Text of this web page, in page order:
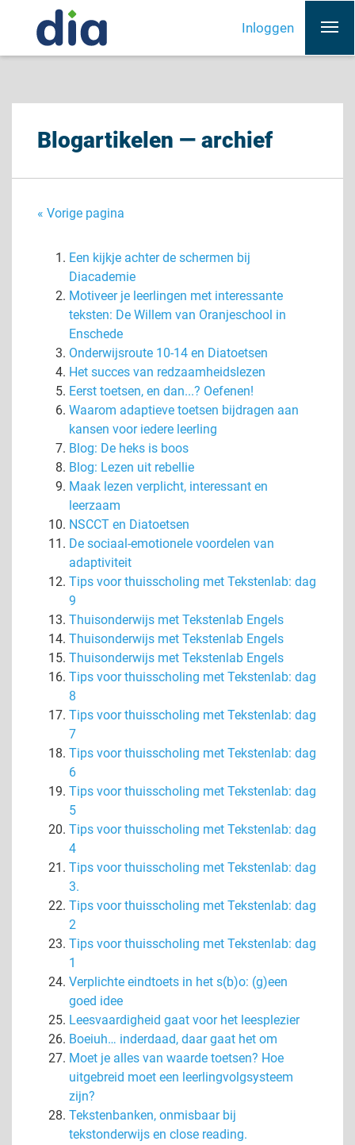
Inloggen
Blogartikelen — archief
« Vorige pagina
Een kijkje achter de schermen bij
Diacademie
Motiveer je leerlingen met interessante
teksten: De Willem van Oranjeschool in
Enschede
Onderwijsroute 10-14 en Diatoetsen
Het succes van redzaamheidslezen
Eerst toetsen, en dan...? Oefenen!
Waarom adaptieve toetsen bijdragen aan
kansen voor iedere leerling
Blog: De heks is boos
Blog: Lezen uit rebellie
Maak lezen verplicht, interessant en
leerzaam
NSCCT en Diatoetsen
De sociaal-emotionele voordelen van
adaptiviteit
Tips voor thuisscholing met Tekstenlab: dag
9
Thuisonderwijs met Tekstenlab Engels
Thuisonderwijs met Tekstenlab Engels
Thuisonderwijs met Tekstenlab Engels
Tips voor thuisscholing met Tekstenlab: dag
8
Tips voor thuisscholing met Tekstenlab: dag
7
Tips voor thuisscholing met Tekstenlab: dag
6
Tips voor thuisscholing met Tekstenlab: dag
5
Tips voor thuisscholing met Tekstenlab: dag
4
Tips voor thuisscholing met Tekstenlab: dag
3.
Tips voor thuisscholing met Tekstenlab: dag
2
Tips voor thuisscholing met Tekstenlab: dag
1
Verplichte eindtoets in het s(b)o: (g)een
goed idee
Leesvaardigheid gaat voor het leesplezier
Boeiuh… inderdaad, daar gaat het om
Moet je alles van waarde toetsen? Hoe
uitgebreid moet een leerlingvolgsysteem
zijn?
Tekstenbanken, onmisbaar bij
tekstonderwijs en close reading.